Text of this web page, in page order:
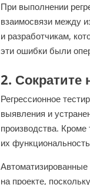
При выполнении
взаимосвязи между
и разработчикам,
эти ошибки были
2. Сократите
Регрессионное
выявления и
производства.
их
Автоматизированные
на проекте,